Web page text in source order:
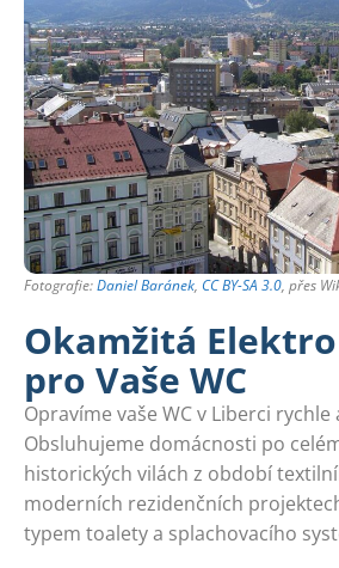
Fotografie:Daniel Baránek, CC BY-SA 3.0, přes
Okamžitá
pro Vaše WC
Opravíme vaše WC v Liberci
Obsluhujeme domácnosti po
historických vilách z období
moderních rezidenčních
typem toalety a splachovacího